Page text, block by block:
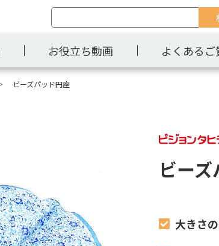
お役立ち動画 よくあるご
ビーズパッド円座
ビー
大きさ